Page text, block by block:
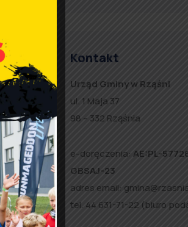
Kontakt
Urząd Gminy w Rząśni
ul. 1 Maja 37
98 – 332 Rząśnia
e-doręczenia: AE:PL-
GBSAJ-23
adres email:
tel. 44 631-71-22 (biuro